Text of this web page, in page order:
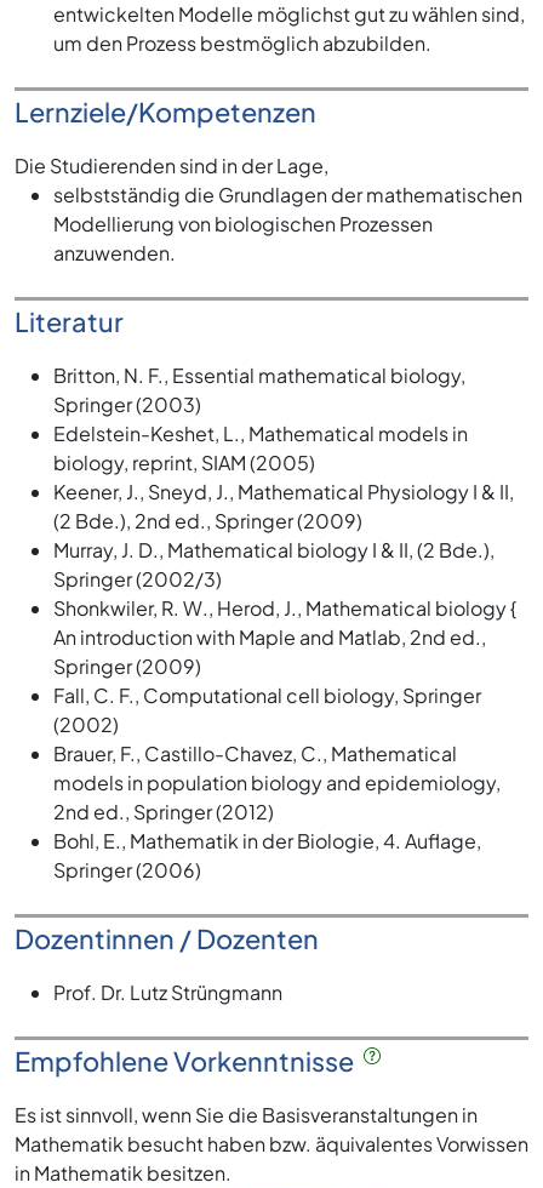
entwickelten Modelle möglichst gut zu wählen sind,
um den Prozess bestmöglich abzubilden.
Lernziele/Kompetenzen
Die Studierenden sind in der Lage,
selbstständig die Grundlagen der mathematischen
Modellierung von biologischen Prozessen
anzuwenden.
Literatur
Britton, N. F., Essential mathematical biology,
Springer (2003)
Edelstein-Keshet, L., Mathematical models in
biology, reprint, SIAM (2005)
Keener, J., Sneyd, J., Mathematical Physiology I & II,
(2 Bde.), 2nd ed., Springer (2009)
Murray, J. D., Mathematical biology I & II, (2 Bde.),
Springer (2002/3)
Shonkwiler, R. W., Herod, J., Mathematical biology {
An introduction with Maple and Matlab, 2nd ed.,
Springer (2009)
Fall, C. F., Computational cell biology, Springer
(2002)
Brauer, F., Castillo-Chavez, C., Mathematical
models in population biology and epidemiology,
2nd ed., Springer (2012)
Bohl, E., Mathematik in der Biologie, 4. Auflage,
Springer (2006)
Dozentinnen / Dozenten
Prof. Dr. Lutz Strüngmann
Empfohlene Vorkenntnisse
Es ist sinnvoll, wenn Sie die Basisveranstaltungen in
Mathematik besucht haben bzw. äquivalentes Vorwissen
in Mathematik besitzen.